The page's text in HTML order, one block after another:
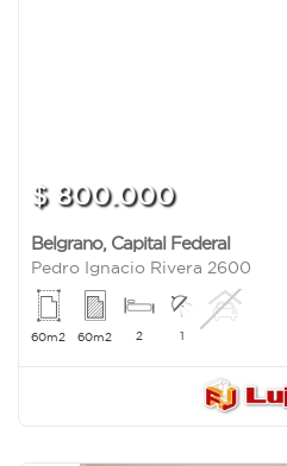
$ 800.000
Belgrano, Capital Federal
Pedro Ignacio Rivera 2600
60m2 60m2 2 1